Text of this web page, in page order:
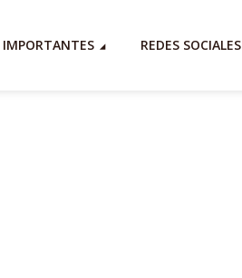
IMPORTANTES REDES SOCIALES